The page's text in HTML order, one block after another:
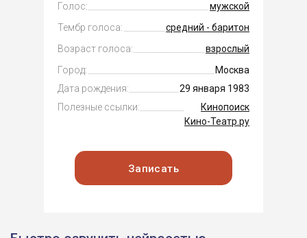
Голос:
мужской
Тембр голоса:
средний - баритон
Возраст голоса:
взрослый
Город:
Москва
Дата рождения:
29 января 1983
Полезные ссылки:
Кинопоиск
Кино-Театр.ру
Записать